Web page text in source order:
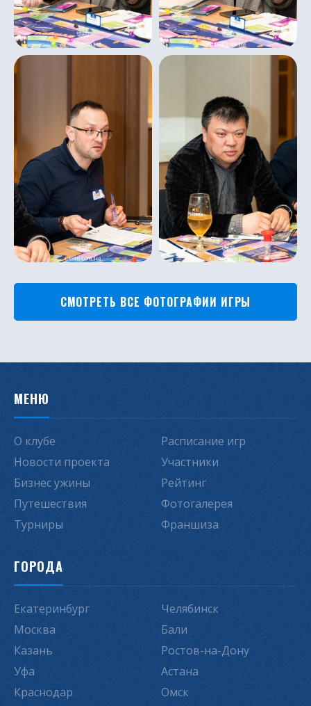
СМОТРЕТЬ ВСЕ ФОТОГРАФИИ ИГРЫ
МЕНЮ
О клубе
Новости проекта
Бизнес ужины
Путешествия
Турниры
Расписание игр
Участники
Рейтинг
Фотогалерея
Франшиза
ГОРОДА
Екатеринбург
Москва
Казань
Уфа
Краснодар
Челябинск
Бали
Ростов-на-Дону
Астана
Омск